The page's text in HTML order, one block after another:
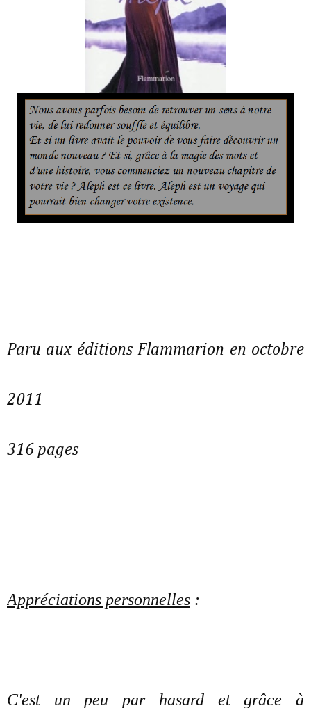
Paru aux éditions Flammarion en octobre
2011
316 pages
Appréciations personnelles :
C'est un peu par hasard et grâce à